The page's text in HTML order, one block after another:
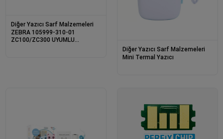
Diğer Yazıcı Sarf Malzemeleri
ZEBRA 105999-310-01
ZC100/ZC300 UYUMLU
Diğer Yazıcı Sarf Malzemeleri
Mini Termal Yazıcı